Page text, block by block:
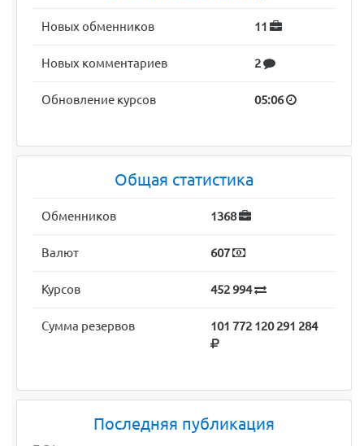
Новых обменников 11
Новых комментариев 2
Обновление курсов 05:06
Общая статистика
Обменников 1368
Валют 607
Курсов 452 994
Сумма резервов 101 772 120 291 284
Последняя публикация